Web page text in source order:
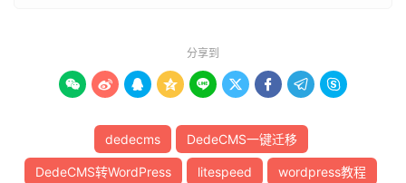
分享到
        
dedecms DedeCMS一键迁移
DedeCMS转WordPress litespeed wordpress教程